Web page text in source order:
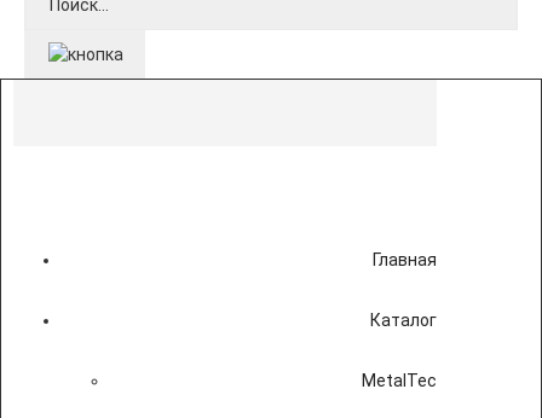
Главная
Каталог
MetalTec